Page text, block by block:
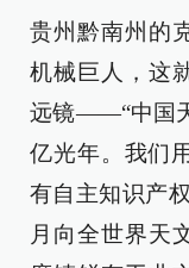
贵州黔南州的
机械巨人，这
远镜——“中国
亿光年。我们
有自主知识产
月向全世界天